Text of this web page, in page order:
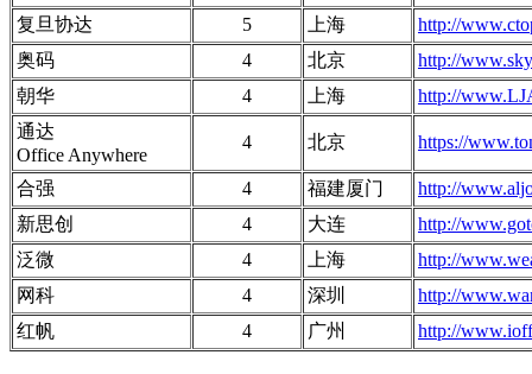
复旦协达
5 上海
http://
奥码
4 北京
http://
朝华
4 上海
http://
通达
Office Anywhere
4 北京 https://
合强 4 福建厦门
http://
新思创
4 大连
http://
泛微
4 上海
http://
网科
4 深圳
http://
红帆
4 广州 http://